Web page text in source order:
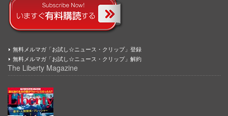
無料メルマガ「お試し☆ニュース・クリップ」登録
無料メルマガ「お試し☆ニュース・クリップ」解約
The Liberty Magazine